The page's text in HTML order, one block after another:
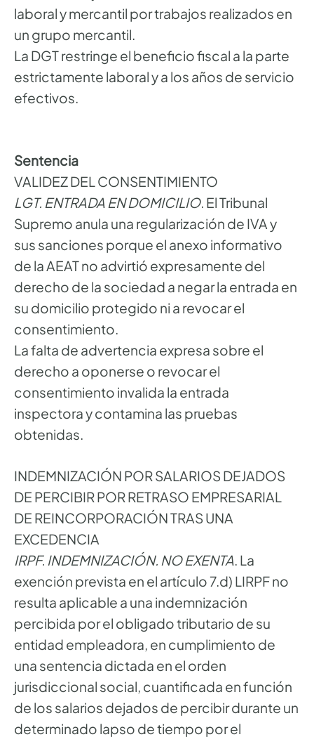
laboral y mercantil por trabajos realizados en
un grupo mercantil.
La DGT restringe el beneficio fiscal a la parte
estrictamente laboral y a los años de servicio
efectivos.
Sentencia
VALIDEZ DEL CONSENTIMIENTO
LGT. ENTRADA EN DOMICILIO. El Tribunal
Supremo anula una regularización de IVA y
sus sanciones porque el anexo informativo
de la AEAT no advirtió expresamente del
derecho de la sociedad a negar la entrada en
su domicilio protegido ni a revocar el
consentimiento.
La falta de advertencia expresa sobre el
derecho a oponerse o revocar el
consentimiento invalida la entrada
inspectora y contamina las pruebas
obtenidas.
INDEMNIZACIÓN POR SALARIOS DEJADOS
DE PERCIBIR POR RETRASO EMPRESARIAL
DE REINCORPORACIÓN TRAS UNA
EXCEDENCIA
IRPF. INDEMNIZACIÓN. NO EXENTA . La
exención prevista en el artículo 7.d) LIRPF no
resulta aplicable a una indemnización
percibida por el obligado tributario de su
entidad empleadora, en cumplimiento de
una sentencia dictada en el orden
jurisdiccional social, cuantificada en función
de los salarios dejados de percibir durante un
determinado lapso de tiempo por el